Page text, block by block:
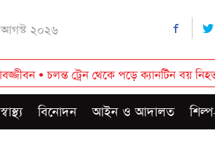
আগস্ট ২০২৬
ট্রেন থেকে পড়ে ক্যানটিন বয় নিহত•পোষা
স্বাস্থ্য বিনোদন আইন ও আদালত